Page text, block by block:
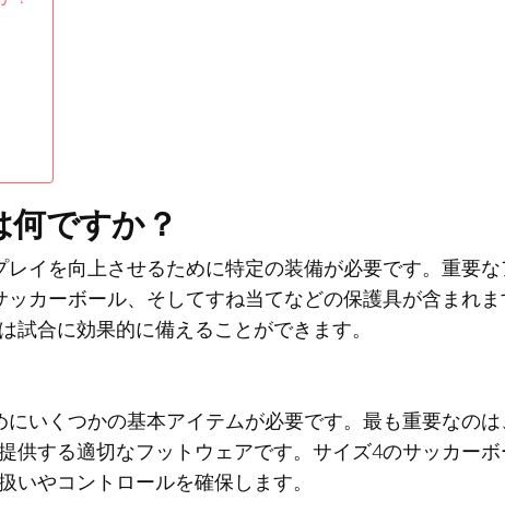
ですか？
イを向上させるために特定の装備が必要です。重要な
カーボール、そしてすね当てなどの保護具が含まれま
合に効果的に備えることができます。
いくつかの基本アイテムが必要です。最も重要なの
供する適切なフットウェアです。サイズ4のサッカー
やコントロールを確保します。